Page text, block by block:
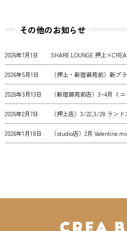
その他のお知らせ
2026年7月1日 SHARE LOUNGE 押上
2026年5月1日 （押上・新宿御苑前）新プ
2026年3月13日 （新宿御苑前店）3~4月 ミ
2026年2月7日 （押上店）3/22,3/28 ラン
2026年1月18日 （studio店）2月 Valentine